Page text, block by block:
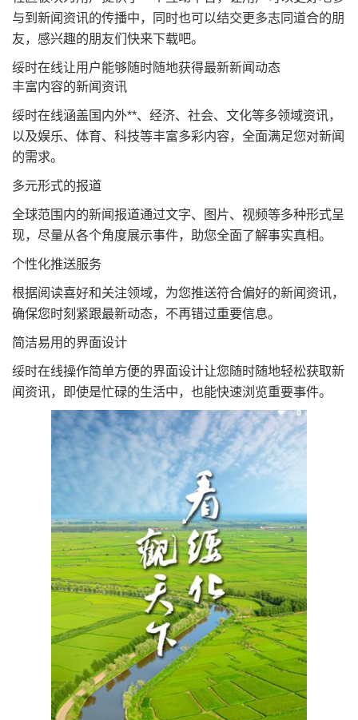
与到新闻资讯的传播中，同时也可以结交更多志同道合的朋
友，感兴趣的朋友们快来下载吧。
绥时在线让用户能够随时随地获得最新新闻动态
丰富内容的新闻资讯
绥时在线涵盖国内外**、经济、社会、文化等多领域资讯，
以及娱乐、体育、科技等丰富多彩内容，全面满足您对新闻
的需求。
多元形式的报道
全球范围内的新闻报道通过文字、图片、视频等多种形式呈
现，尽量从各个角度展示事件，助您全面了解事实真相。
个性化推送服务
根据阅读喜好和关注领域，为您推送符合偏好的新闻资讯，
确保您时刻紧跟最新动态，不再错过重要信息。
简洁易用的界面设计
绥时在线操作简单方便的界面设计让您随时随地轻松获取新
闻资讯，即使是忙碌的生活中，也能快速浏览重要事件。